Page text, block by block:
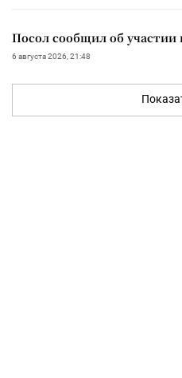
Посол сообщил об
6 августа 2026, 21:48